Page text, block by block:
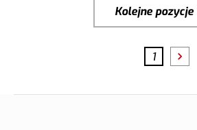
Kolejne pozycje
1